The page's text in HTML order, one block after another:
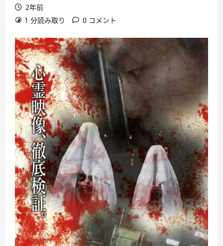
2年前
1 分読み取り
0 コメント